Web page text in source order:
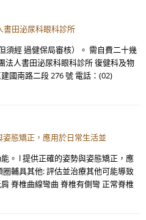
書田泌尿科眼科診所
須經 過健保局審核）。 需自費二十幾
法人書田泌尿科眼科診所 復健科及物
國南路二段 276 號 電話：(02)
態矯正，應用於日常生活並
。 l 提供正確的姿勢與姿態矯正，應
輔具其他: 評估並治療其他可能導致
脊椎曲線彎曲 脊椎有側彎 正常脊椎